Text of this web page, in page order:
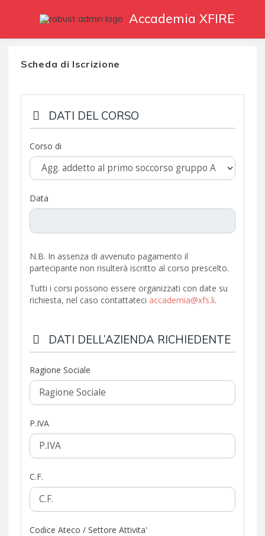
Accademia XFIRE
Scheda di Iscrizione
DATI DEL CORSO
Corso di
Data
N.B. In assenza di avvenuto pagamento il
partecipante non risulterà iscritto al corso prescelto.
Tutti i corsi possono essere organizzati con date su
richiesta, nel caso contattateci accademia@xfs.li.
DATI DELL’AZIENDA RICHIEDENTE
Ragione Sociale
P.IVA
C.F.
Codice Ateco / Settore Attivita'